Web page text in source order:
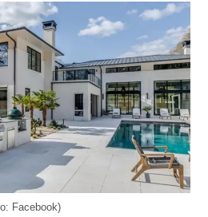
Facebook)